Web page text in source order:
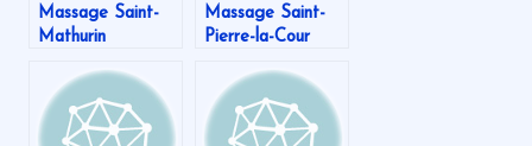
Massage Saint-
Mathurin
Massage Saint-
Pierre-la-Cour